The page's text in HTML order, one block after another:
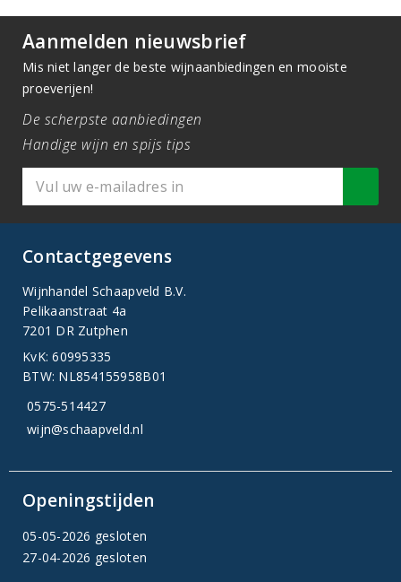
Aanmelden nieuwsbrief
Mis niet langer de beste wijnaanbiedingen en mooiste
proeverijen!
De scherpste aanbiedingen
Handige wijn en spijs tips
Contactgegevens
Wijnhandel Schaapveld B.V.
Pelikaanstraat 4a
7201 DR Zutphen
KvK: 60995335
BTW: NL854155958B01
0575-514427
wijn@schaapveld.nl
Openingstijden
05-05-2026 gesloten
27-04-2026 gesloten